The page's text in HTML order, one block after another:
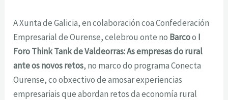
A Xunta de Galicia, en colaboración coa Confederación
Empresarial de Ourense, celebrou onte no Barcoo I
Foro Think Tank de Valdeorras: As empresas do rural
ante os novos retos, no marco do programa Conecta
Ourense, co obxectivo de amosar experiencias
empresariais que abordan retos da economía rural